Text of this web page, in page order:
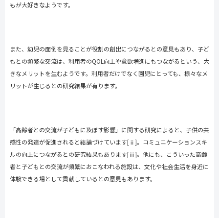
もが大好きなようです。
また、幼児の面倒を見ることが役割の創出につながるとの意見もあり、子ど
もとの頻繁な交流は、利用者のQOL 向上や意欲増進にもつながるという、大
きなメリットを生むようです。利用者だけでなく園児にとっても、様々なメ
リットが生じるとの研究結果が有ります。
「高齢者との交流が子どもに及ぼす影響」に関する研究によると、子供の共
感性の発達が促進されると結論づけています[ⅱ]。コミュニケーションスキ
ルの向上につながるとの研究結果もあります[ⅲ]。他にも、こういった高齢
者と子どもとの交流が頻繁におこなわれる施設は、文化や社会生活を身近に
体験できる場として貢献しているとの意見もあります。